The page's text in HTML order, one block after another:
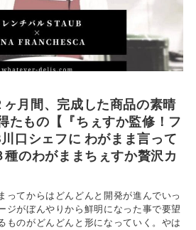
月間、完成した商品の素晴
たもの【『ちぇすか監修！フ
口シェフに わがまま言って
種のわがままちぇすか贅沢カ
ってからはどんどんと開発が進んでいっ
ジがぼんやりから鮮明になった事で要望
ものがどんどんと形になっていく。やは